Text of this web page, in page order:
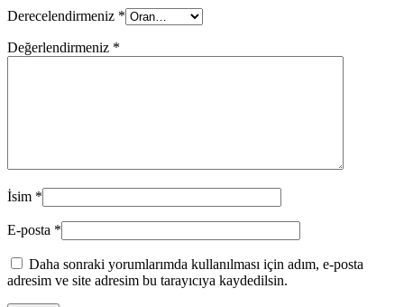
Derecelendirmeniz *
Değerlendirmeniz *
İsim *
E-posta *
Daha sonraki yorumlarımda kullanılması için adım, e-posta
adresim ve site adresim bu tarayıcıya kaydedilsin.